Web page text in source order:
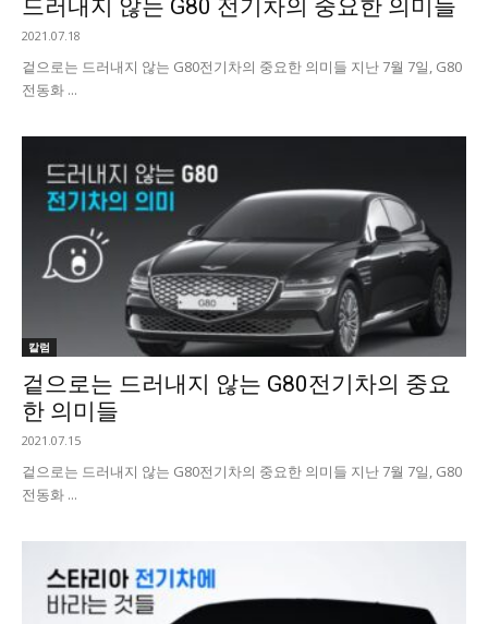
드러내지 않는 G80 전기차의 중요한 의미들
2021.07.18
겉으로는 드러내지 않는 G80전기차의 중요한 의미들 지난 7월 7일, G80
전동화 ...
칼럼
겉으로는 드러내지 않는 G80전기차의 중요
한 의미들
2021.07.15
겉으로는 드러내지 않는 G80전기차의 중요한 의미들 지난 7월 7일, G80
전동화 ...